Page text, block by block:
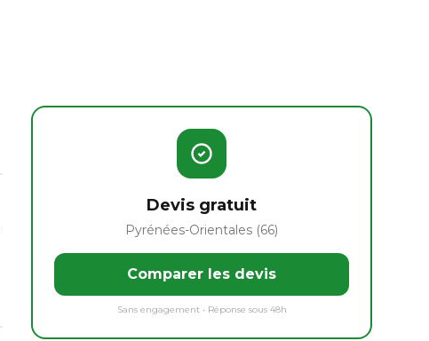
Devis gratuit
Pyrénées-Orientales (66)
Comparer les devis
Sans engagement • Réponse sous 48h